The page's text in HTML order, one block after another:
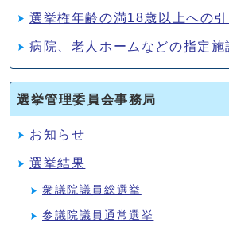
選挙権年齢の満18歳以上への
病院、老人ホームなどの指定
選挙管理委員会事務局
お知らせ
選挙結果
衆議院議員総選挙
参議院議員通常選挙